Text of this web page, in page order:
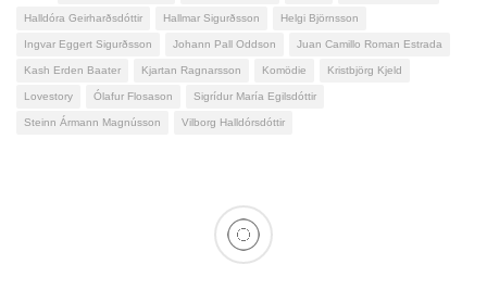
Halldóra Geirharðsdóttir Hallmar Sigurðsson Helgi Björnsson
Ingvar Eggert Sigurðsson Johann Pall Oddson Juan Camillo Roman Estrada
Kash Erden Baater Kjartan Ragnarsson Komödie Kristbjörg Kjeld
Lovestory Ólafur Flosason Sigrídur María Egilsdóttir
Steinn Ármann Magnússon Vilborg Halldórsdóttir